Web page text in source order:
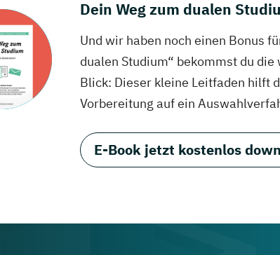
Dein Weg zum dualen
Und wir haben noch einen Bonus
dualen Studium“ bekommst du
Blick: Dieser kleine Leitfaden hilft
Vorbereitung auf ein
E-Book jetzt kostenlos